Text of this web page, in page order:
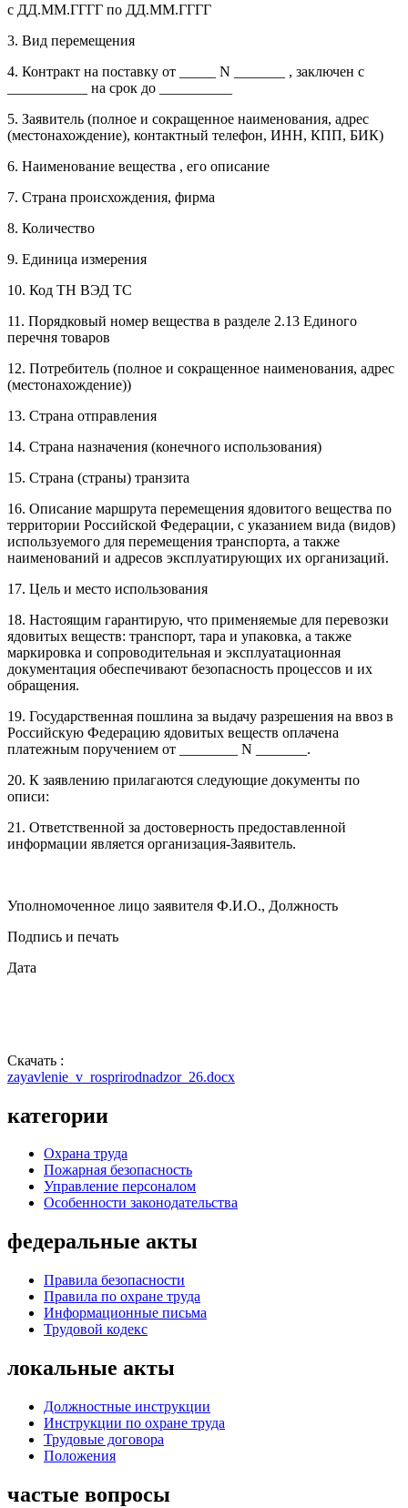
с ДД.ММ.ГГГГ по ДД.ММ.ГГГГ
3. Вид перемещения
4. Контракт на поставку от _____ N _______ , заключен с
___________ на срок до __________
5. Заявитель (полное и сокращенное наименования, адрес
(местонахождение), контактный телефон, ИНН, КПП, БИК)
6. Наименование вещества , его описание
7. Страна происхождения, фирма
8. Количество
9. Единица измерения
10. Код ТН ВЭД ТС
11. Порядковый номер вещества в разделе 2.13 Единого
перечня товаров
12. Потребитель (полное и сокращенное наименования, адрес
(местонахождение))
13. Страна отправления
14. Страна назначения (конечного использования)
15. Страна (страны) транзита
16. Описание маршрута перемещения ядовитого вещества по
территории Российской Федерации, с указанием вида (видов)
используемого для перемещения транспорта, а также
наименований и адресов эксплуатирующих их организаций.
17. Цель и место использования
18. Настоящим гарантирую, что применяемые для перевозки
ядовитых веществ: транспорт, тара и упаковка, а также
маркировка и сопроводительная и эксплуатационная
документация обеспечивают безопасность процессов и их
обращения.
19. Государственная пошлина за выдачу разрешения на ввоз в
Российскую Федерацию ядовитых веществ оплачена
платежным поручением от ________ N _______.
20. К заявлению прилагаются следующие документы по
описи:
21. Ответственной за достоверность предоставленной
информации является организация-Заявитель.
Уполномоченное лицо заявителя Ф.И.О., Должность
Подпись и печать
Дата
Скачать :
zayavlenie_v_rosprirodnadzor_26.docx
категории
Охрана труда
Пожарная безопасность
Управление персоналом
Особенности законодательства
федеральные акты
Правила безопасности
Правила по охране труда
Информационные письма
Трудовой кодекс
локальные акты
Должностные инструкции
Инструкции по охране труда
Трудовые договора
Положения
частые вопросы